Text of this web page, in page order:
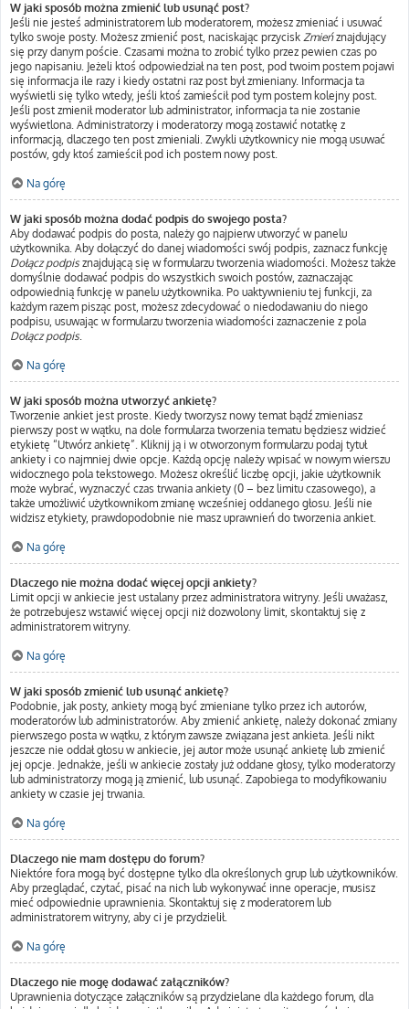
W jaki sposób można zmienić lub usunąć post?
Jeśli nie jesteś administratorem lub moderatorem, możesz zmieniać i usuwać
tylko swoje posty. Możesz zmienić post, naciskając przycisk Zmieńznajdujący
się przy danym poście. Czasami można to zrobić tylko przez pewien czas po
jego napisaniu. Jeżeli ktoś odpowiedział na ten post, pod twoim postem pojawi
się informacja ile razy i kiedy ostatni raz post był zmieniany. Informacja ta
wyświetli się tylko wtedy, jeśli ktoś zamieścił pod tym postem kolejny post.
Jeśli post zmienił moderator lub administrator, informacja ta nie zostanie
wyświetlona. Administratorzy i moderatorzy mogą zostawić notatkę z
informacją, dlaczego ten post zmieniali. Zwykli użytkownicy nie mogą usuwać
postów, gdy ktoś zamieścił pod ich postem nowy post.
Na górę
W jaki sposób można dodać podpis do swojego posta?
Aby dodawać podpis do posta, należy go najpierw utworzyć w panelu
użytkownika. Aby dołączyć do danej wiadomości swój podpis, zaznacz funkcję
Dołącz podpis znajdującą się w formularzu tworzenia wiadomości. Możesz także
domyślnie dodawać podpis do wszystkich swoich postów, zaznaczając
odpowiednią funkcję w panelu użytkownika. Po uaktywnieniu tej funkcji, za
każdym razem pisząc post, możesz zdecydować o niedodawaniu do niego
podpisu, usuwając w formularzu tworzenia wiadomości zaznaczenie z pola
Dołącz podpis.
Na górę
W jaki sposób można utworzyć ankietę?
Tworzenie ankiet jest proste. Kiedy tworzysz nowy temat bądź zmieniasz
pierwszy post w wątku, na dole formularza tworzenia tematu będziesz widzieć
etykietę “Utwórz ankietę”. Kliknij ją i w otworzonym formularzu podaj tytuł
ankiety i co najmniej dwie opcje. Każdą opcję należy wpisać w nowym wierszu
widocznego pola tekstowego. Możesz określić liczbę opcji, jakie użytkownik
może wybrać, wyznaczyć czas trwania ankiety (0 – bez limitu czasowego), a
także umożliwić użytkownikom zmianę wcześniej oddanego głosu. Jeśli nie
widzisz etykiety, prawdopodobnie nie masz uprawnień do tworzenia ankiet.
Na górę
Dlaczego nie można dodać więcej opcji ankiety?
Limit opcji w ankiecie jest ustalany przez administratora witryny. Jeśli uważasz,
że potrzebujesz wstawić więcej opcji niż dozwolony limit, skontaktuj się z
administratorem witryny.
Na górę
W jaki sposób zmienić lub usunąć ankietę?
Podobnie, jak posty, ankiety mogą być zmieniane tylko przez ich autorów,
moderatorów lub administratorów. Aby zmienić ankietę, należy dokonać zmiany
pierwszego posta w wątku, z którym zawsze związana jest ankieta. Jeśli nikt
jeszcze nie oddał głosu w ankiecie, jej autor może usunąć ankietę lub zmienić
jej opcje. Jednakże, jeśli w ankiecie zostały już oddane głosy, tylko moderatorzy
lub administratorzy mogą ją zmienić, lub usunąć. Zapobiega to modyfikowaniu
ankiety w czasie jej trwania.
Na górę
Dlaczego nie mam dostępu do forum?
Niektóre fora mogą być dostępne tylko dla określonych grup lub użytkowników.
Aby przeglądać, czytać, pisać na nich lub wykonywać inne operacje, musisz
mieć odpowiednie uprawnienia. Skontaktuj się z moderatorem lub
administratorem witryny, aby ci je przydzielił.
Na górę
Dlaczego nie mogę dodawać załączników?
Uprawnienia dotyczące załączników są przydzielane dla każdego forum, dla